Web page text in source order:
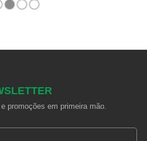
2 3 4
promoções em primeira mão.